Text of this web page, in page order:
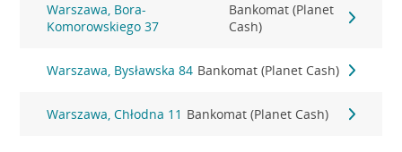
Warszawa, Bora-
Komorowskiego 37
Bankomat (Planet
Cash)
Warszawa, Bysławska 84 Bankomat (Planet Cash)
Warszawa, Chłodna 11 Bankomat (Planet Cash)